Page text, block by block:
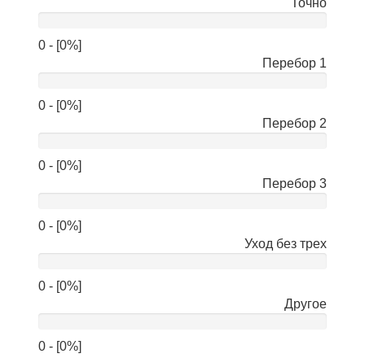
0 - [0%]
Перебор 1
0 - [0%]
Перебор 2
0 - [0%]
Перебор 3
0 - [0%]
Уход без трех
0 - [0%]
Другое
0 - [0%]